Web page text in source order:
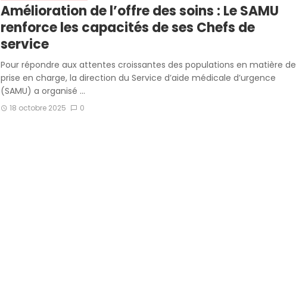
Amélioration de l’offre des soins : Le SAMU
renforce les capacités de ses Chefs de
service
Pour répondre aux attentes croissantes des populations en matière de
prise en charge, la direction du Service d’aide médicale d’urgence
(SAMU) a organisé ...
18 octobre 2025 0